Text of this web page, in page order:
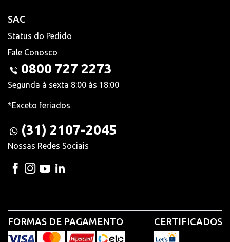
SAC
Status do Pedido
Fale Conosco
0800 727 2273
Segunda à sexta 8:00 às 18:00
*Exceto feriados
(31) 2107-2045
Nossas Redes Sociais
FORMAS DE PAGAMENTO CERTIFICADOS